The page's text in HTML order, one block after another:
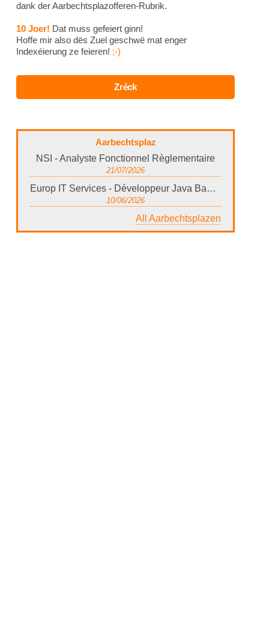
dank der Aarbechtsplazofferen-Rubrik.
10 Joer! Dat muss gefeiert ginn!
Hoffe mir also dës Zuel geschwë mat enger
Indexéierung ze feieren! ;-)
Aarbechtsplaz
NSI - Analyste Fonctionnel Règlementaire
21/07/2026
Europ IT Services - Développeur Java Bancaire / Paiements (Luxembourg)
10/06/2026
All Aarbechtsplazen